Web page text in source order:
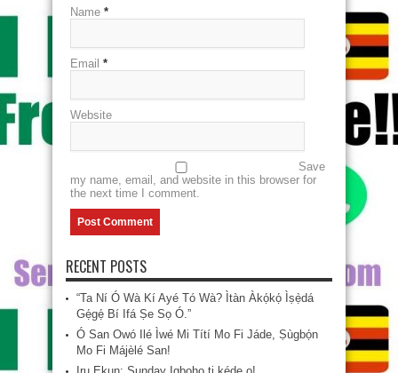
Name *
Email *
Website
Save
my name, email, and website in this browser for
the next time I comment.
RECENT POSTS
“Ta Ní Ó Wà Kí Ayé Tó Wà? Ìtàn Àkọ́kọ́ Ìṣẹ̀dá
Gẹ́gẹ́ Bí Ifá Ṣe Sọ Ó.”
Ó San Owó Ilé Ìwé Mi Títí Mo Fi Jáde, Ṣùgbọ́n
Mo Fi Májèlé San!